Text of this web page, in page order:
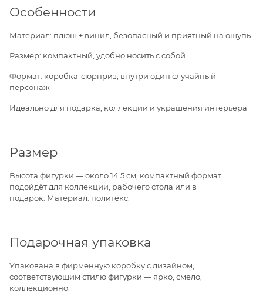
Особенности
Материал: плюш + винил, безопасный и приятный на ощупь
Размер: компактный, удобно носить с собой
Формат: коробка-сюрприз, внутри один случайный
персонаж
Идеально для подарка, коллекции и украшения интерьера
Размер
Высота фигурки — около 14.5 см, компактный формат
подойдёт для коллекции, рабочего стола или в
подарок. Материал: политекс.
Подарочная упаковка
Упакована в фирменную коробку с дизайном,
соответствующим стилю фигурки — ярко, смело,
коллекционно.